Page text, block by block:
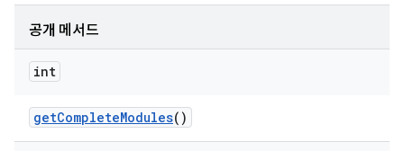
공개 메서드
int
getCompleteModules()